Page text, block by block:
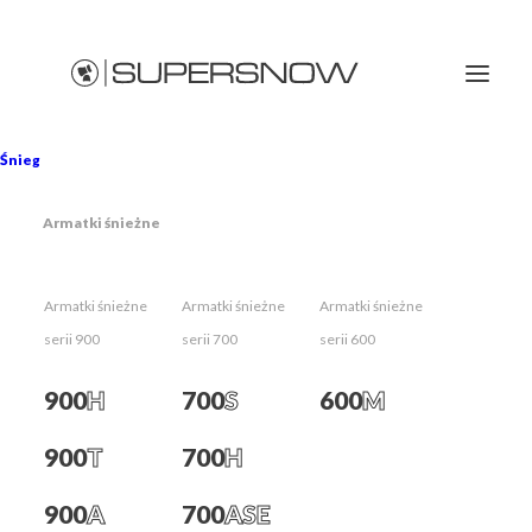
Śnieg
Armatki śnieżne
Armatki śnieżne
serii 900
900H
900T
900A
Armatki śnieżne
serii 700
700S
700H
700ASE
Armatki śnieżne
serii 600
600M